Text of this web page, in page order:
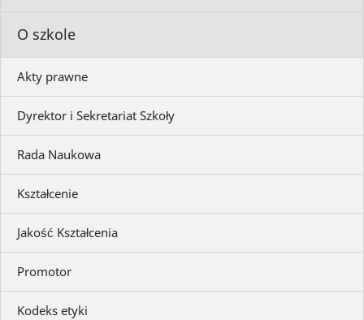
O szkole
Akty prawne
Dyrektor i Sekretariat Szkoły
Rada Naukowa
Kształcenie
Jakość Kształcenia
Promotor
Kodeks etyki